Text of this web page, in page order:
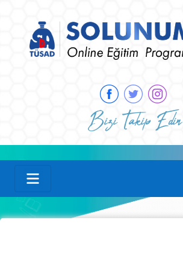
Bizi Takip Edin